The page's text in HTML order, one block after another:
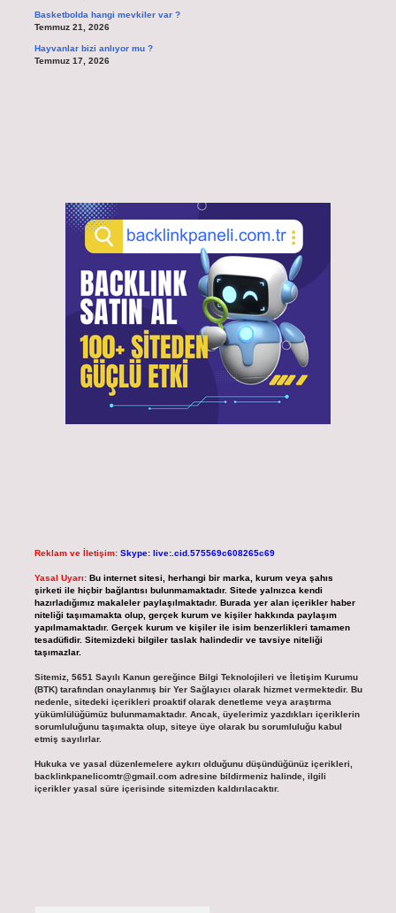
Basketbolda hangi mevkiler var ?
Temmuz 21, 2026
Hayvanlar bizi anlıyor mu ?
Temmuz 17, 2026
Reklam ve İletişim: Skype: live:.cid.575569c608265c69
Yasal Uyarı: Bu internet sitesi, herhangi bir marka, kurum veya şahıs
şirketi ile hiçbir bağlantısı bulunmamaktadır. Sitede yalnızca kendi
hazırladığımız makaleler paylaşılmaktadır. Burada yer alan içerikler haber
niteliği taşımamakta olup, gerçek kurum ve kişiler hakkında paylaşım
yapılmamaktadır. Gerçek kurum ve kişiler ile isim benzerlikleri tamamen
tesadüfidir. Sitemizdeki bilgiler taslak halindedir ve tavsiye niteliği
taşımazlar.
Sitemiz, 5651 Sayılı Kanun gereğince Bilgi Teknolojileri ve İletişim Kurumu
(BTK) tarafından onaylanmış bir Yer Sağlayıcı olarak hizmet vermektedir. Bu
nedenle, sitedeki içerikleri proaktif olarak denetleme veya araştırma
yükümlülüğümüz bulunmamaktadır. Ancak, üyelerimiz yazdıkları içeriklerin
sorumluluğunu taşımakta olup, siteye üye olarak bu sorumluluğu kabul
etmiş sayılırlar.
Hukuka ve yasal düzenlemelere aykırı olduğunu düşündüğünüz içerikleri,
backlinkpanelicomtr@gmail.comadresine bildirmeniz halinde, ilgili
içerikler yasal süre içerisinde sitemizden kaldırılacaktır.